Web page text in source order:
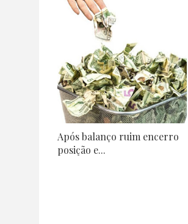
Após balanço ruim encerro
posição e...